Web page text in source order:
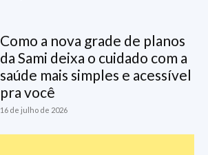
Como a nova grade de planos
da Sami deixa o cuidado com a
saúde mais simples e acessível
pra você
16 de julho de 2026